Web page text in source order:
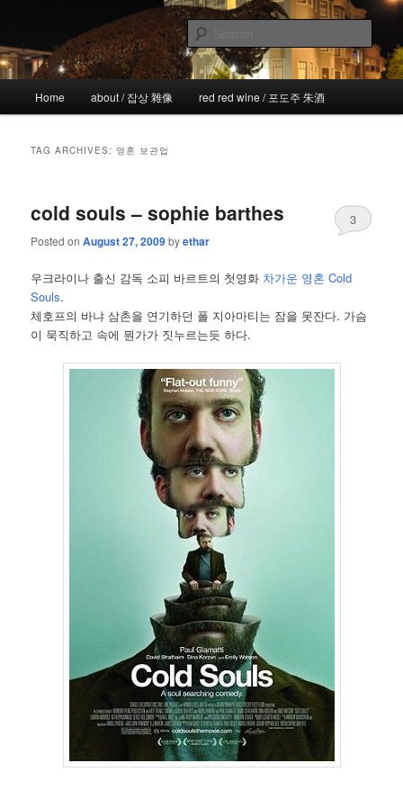
primary
content
secondary
content!wicked
the more I see the less I know
Home about / 잡상 雜像 red red wine / 포도주 朱酒
TAG ARCHIVES: 영혼 보관업
cold souls – sophie barthes
Posted onAugust 27, 2009byethar
3
우크라이나 출신 감독 소피 바르트의 첫영화 차가운 영혼 Cold
Souls.
체호프의 바냐 삼촌을 연기하던 폴 지아마티는 잠을 못잔다. 가슴
이 묵직하고 속에 뭔가가 짓누르는듯 하다.